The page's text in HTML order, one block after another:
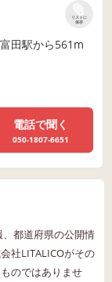
リストに
保存
田駅から561m
電話で聞く
050-1807-6651
都道府県の公開情
社LITALICOがその
のではありませ